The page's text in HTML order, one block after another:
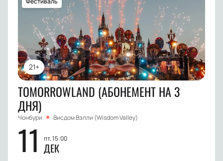
21+
TOMORROWLAND (АБОНЕМЕНТ НА 3
ДНЯ)
Чонбури Висдом Вэлли (Wisdom Valley)
11 пт, 15:00
ДЕК